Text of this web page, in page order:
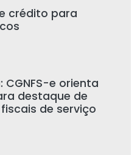
crédito para
e orienta
destaque de
de serviço